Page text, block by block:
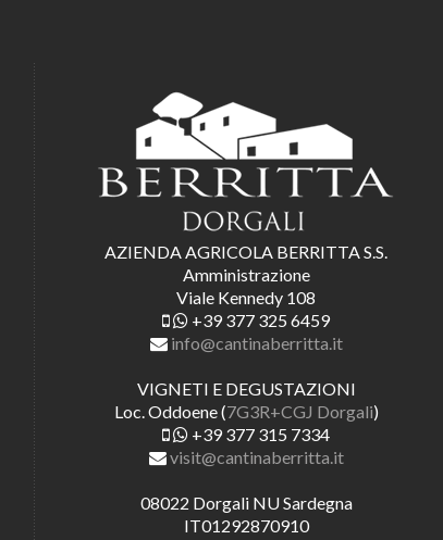
AZIENDA AGRICOLA BERRITTA S.S.
Amministrazione
Viale Kennedy 108
+39 377 325 6459
info@cantinaberritta.it
VIGNETI E DEGUSTAZIONI
Loc. Oddoene (7G3R+CGJ Dorgali)
+39 377 315 7334
visit@cantinaberritta.it
08022 Dorgali NU Sardegna
IT01292870910